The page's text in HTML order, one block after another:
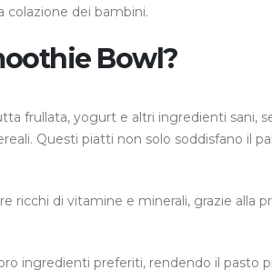
colazione dei bambini.
Bowl?
frullata, yogurt e altri ingredienti sani,
Questi piatti non solo soddisfano il
ricchi di vitamine e minerali, grazie alla
ingredienti preferiti, rendendo il pasto